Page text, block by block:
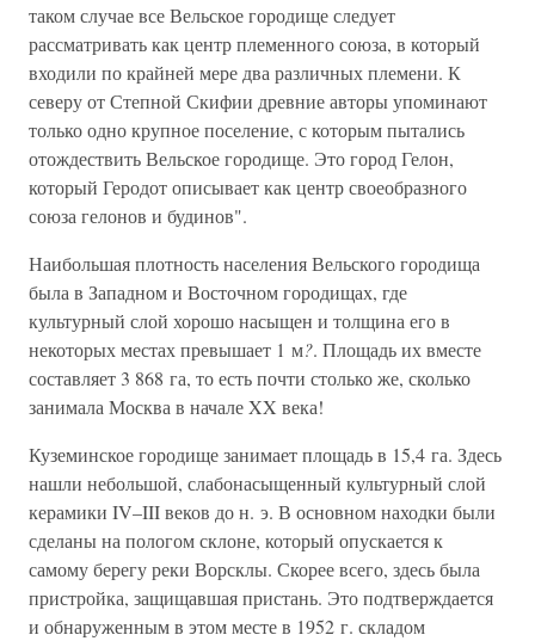
таком случае все Вельское городище следует
рассматривать как центр племенного союза, в который
входили по крайней мере два различных племени. К
северу от Степной Скифии древние авторы упоминают
только одно крупное поселение, с которым пытались
отождествить Вельское городище. Это город Гелон,
который Геродот описывает как центр своеобразного
союза гелонов и будинов".
Наибольшая плотность населения Вельского городища
была в Западном и Восточном городищах, где
культурный слой хорошо насыщен и толщина его в
некоторых местах превышает 1 м?. Площадь их вместе
составляет 3 868 га, то есть почти столько же, сколько
занимала Москва в начале XX века!
Куземинское городище занимает площадь в 15,4 га. Здесь
нашли небольшой, слабонасыщенный культурный слой
керамики IV–III веков до н. э. В основном находки были
сделаны на пологом склоне, который опускается к
самому берегу реки Ворсклы. Скорее всего, здесь была
пристройка, защищавшая пристань. Это подтверждается
и обнаруженным в этом месте в 1952 г. складом